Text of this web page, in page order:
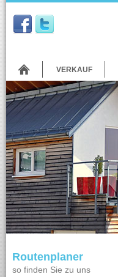
VERKAUF
Routenplaner
so finden Sie zu uns